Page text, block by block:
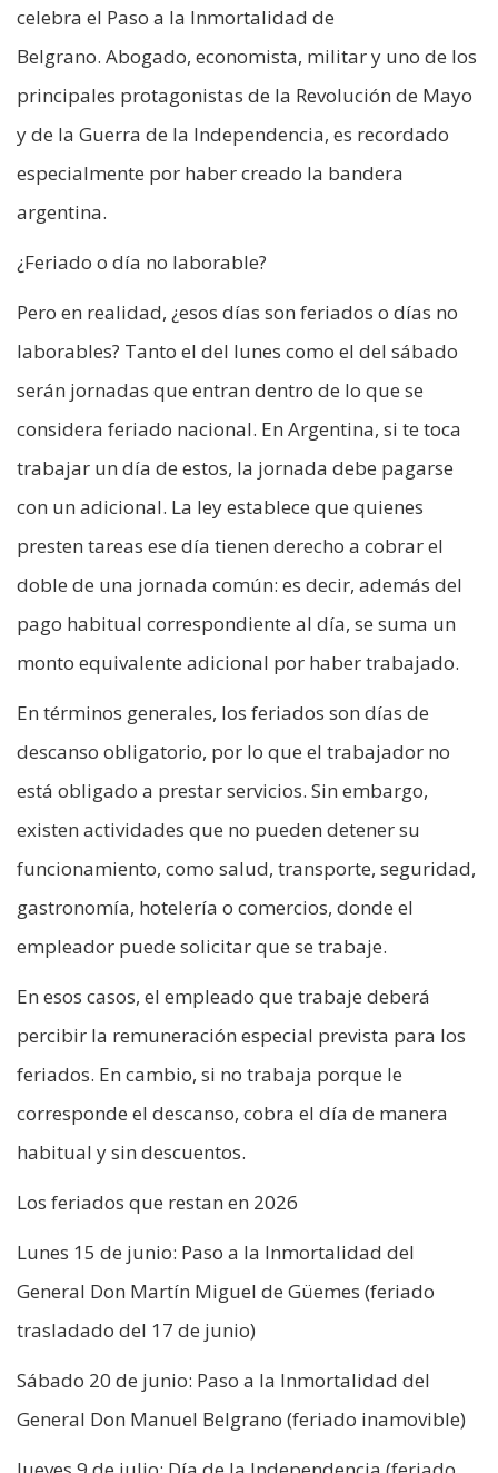
celebra el Paso a la Inmortalidad de
Belgrano. Abogado, economista, militar y uno de los
principales protagonistas de la Revolución de Mayo
y de la Guerra de la Independencia, es recordado
especialmente por haber creado la bandera
argentina.
¿Feriado o día no laborable?
Pero en realidad, ¿esos días son feriados o días no
laborables? Tanto el del lunes como el del sábado
serán jornadas que entran dentro de lo que se
considera feriado nacional. En Argentina, si te toca
trabajar un día de estos, la jornada debe pagarse
con un adicional. La ley establece que quienes
presten tareas ese día tienen derecho a cobrar el
doble de una jornada común: es decir, además del
pago habitual correspondiente al día, se suma un
monto equivalente adicional por haber trabajado.
En términos generales, los feriados son días de
descanso obligatorio, por lo que el trabajador no
está obligado a prestar servicios. Sin embargo,
existen actividades que no pueden detener su
funcionamiento, como salud, transporte, seguridad,
gastronomía, hotelería o comercios, donde el
empleador puede solicitar que se trabaje.
En esos casos, el empleado que trabaje deberá
percibir la remuneración especial prevista para los
feriados. En cambio, si no trabaja porque le
corresponde el descanso, cobra el día de manera
habitual y sin descuentos.
Los feriados que restan en 2026
Lunes 15 de junio: Paso a la Inmortalidad del
General Don Martín Miguel de Güemes (feriado
trasladado del 17 de junio)
Sábado 20 de junio: Paso a la Inmortalidad del
General Don Manuel Belgrano (feriado inamovible)